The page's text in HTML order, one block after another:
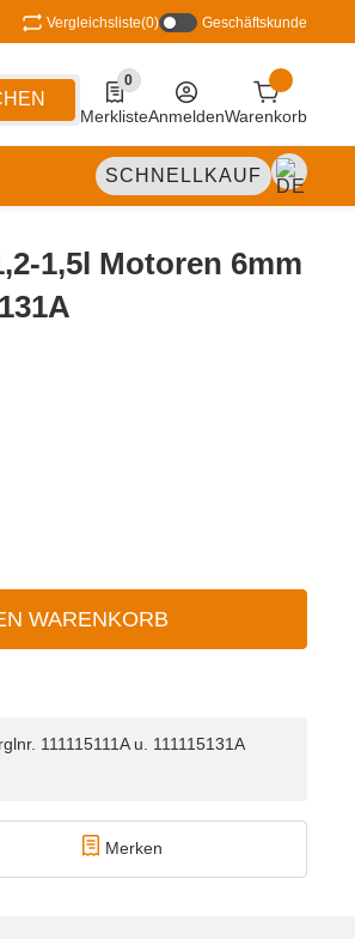
Vergleichsliste(0) Geschäftskunde
0
0 Produkte in der Liste
MerklisteAnmeldenWarenkorb
SCHNELLKAUF
1,5l Motoren 6mm
WARENKORB
111115111A u. 111115131A
Merken